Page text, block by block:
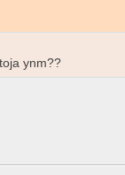
ynm??